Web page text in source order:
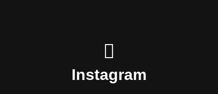
Instagram